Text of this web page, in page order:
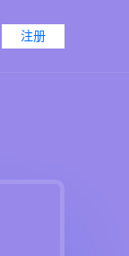
注册